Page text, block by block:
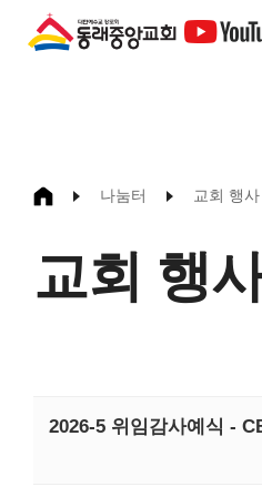
나눔터 교회 행사
교회 행
2026-5 위임감사예식 -